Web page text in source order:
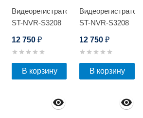
Видеорегистратор
ST-NVR-S3208
12 750 ₽
В корзину
Видеорегистратор
ST-NVR-S3208
12 750₽
В корзину